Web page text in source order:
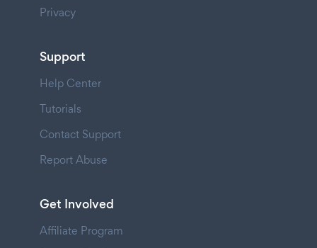
Privacy
Support
Help Center
Tutorials
Contact Support
Report Abuse
Get Involved
Affiliate Program